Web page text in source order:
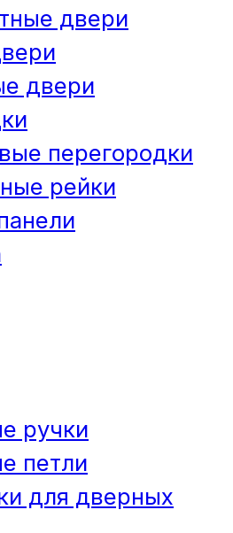
двери
двери
перегородки
рейки
ручки
петли
для дверных